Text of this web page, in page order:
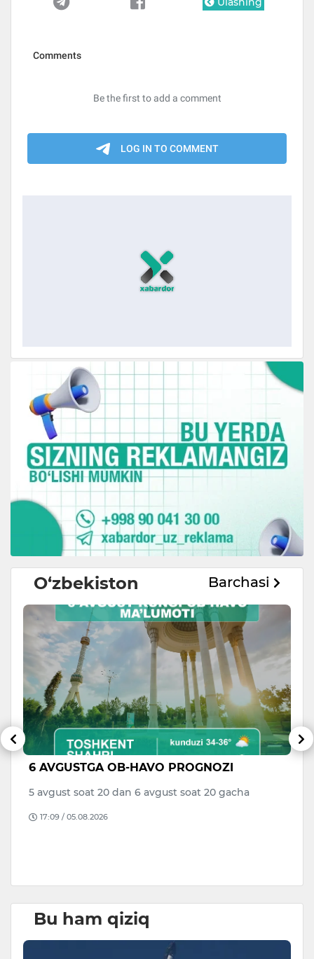
O‘zbekiston Barchasi
6 AVGUSTGA OB-HAVO PROGNOZI
5 avgust soat 20 dan 6 avgust soat 20 gacha
17:09 / 05.08.2026
Bu ham qiziq